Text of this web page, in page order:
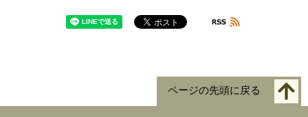
ページの先頭に戻る